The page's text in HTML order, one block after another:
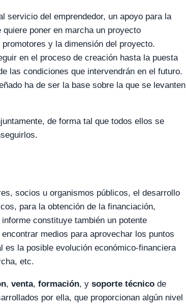
servicio del emprendedor, un apoyo para la
poner en marcha un proyecto
y la dimensión del proyecto.
en el proceso de creación hasta la puesta
las condiciones que intervendrán en el futuro.
ha de ser la base sobre la que se levanten
de forma tal que todos ellos se
socios u organismos públicos, el desarrollo
para la obtención de la financiación,
constituye también un potente
medios para aprovechar los puntos
la posible evolución económico-financiera
etc.
, venta, formación, y soporte técnico de
por ella, que proporcionan algún nivel